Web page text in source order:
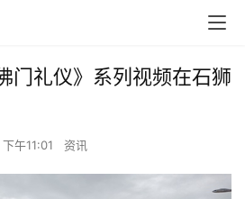
礼仪》系列视频在石狮
午11:01 资讯